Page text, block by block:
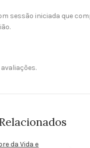
sessão iniciada que